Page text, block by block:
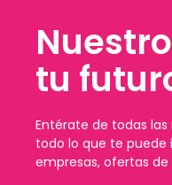
tu
Entérate de todas
todo lo que te puede
empresas, ofertas